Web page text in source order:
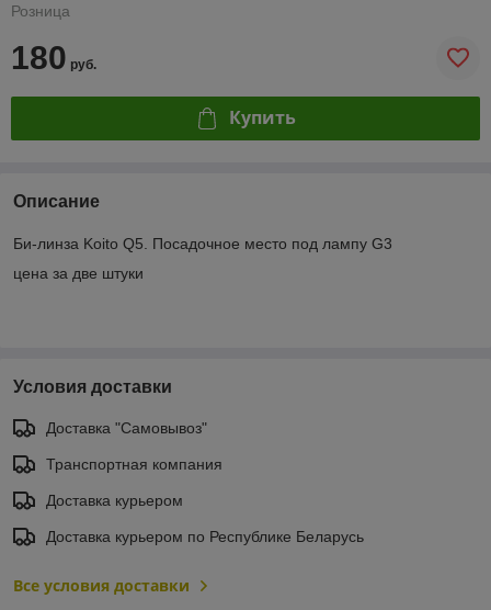
Розница
180 руб.
Купить
Описание
Би-линза Koito Q5. Посадочное место под лампу G3
цена за две штуки
Условия доставки
Доставка "Самовывоз"
Транспортная компания
Доставка курьером
Доставка курьером по Республике Беларусь
Все условия доставки